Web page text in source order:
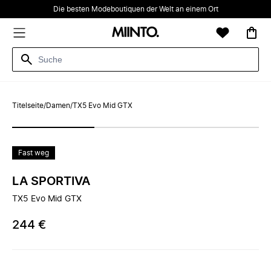
Die besten Modeboutiquen der Welt an einem Ort
Titelseite/Damen/TX5 Evo Mid GTX
Fast weg
LA SPORTIVA
TX5 Evo Mid GTX
244 €